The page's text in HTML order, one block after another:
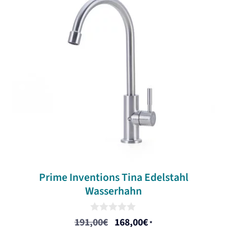
Prime Inventions Tina Edelstahl
Wasserhahn
0
191,00€ Ursprünglicher
168,00€Aktueller
*